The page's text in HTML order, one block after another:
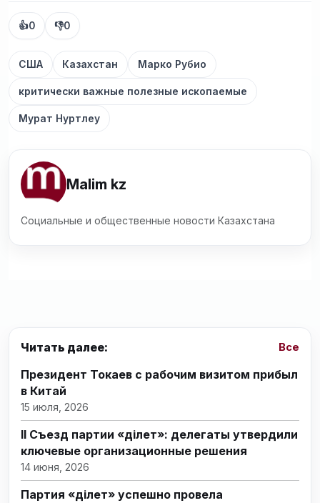
👍0 👎0
США Казахстан Марко Рубио
критически важные полезные ископаемые
Мурат Нуртлеу
Malim kz
Социальные и общественные новости Казахстана
Читать далее: Все
Президент Токаев с рабочим визитом прибыл
в Китай
15 июля, 2026
II Съезд партии «Әділет»: делегаты утвердили
ключевые организационные решения
14 июня, 2026
Партия «Әділет» успешно провела